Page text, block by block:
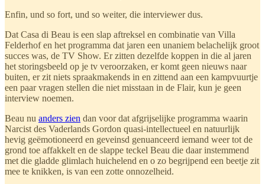
Enfin, und so fort, und so weiter, die interviewer dus.
Dat Casa di Beau is een slap aftreksel en combinatie van Villa
Felderhof en het programma dat jaren een unaniem belachelijk groot
succes was, de TV Show. Er zitten dezelfde koppen in die al jaren
het storingsbeeld op je tv veroorzaken, er komt geen nieuws naar
buiten, er zit niets spraakmakends in en zittend aan een kampvuurtje
een paar vragen stellen die niet misstaan in de Flair, kun je geen
interview noemen.
Beau nu anders zien dan voor dat afgrijselijke programma waarin
Narcist des Vaderlands Gordon quasi-intellectueel en natuurlijk
hevig geëmotioneerd en geveinsd genuanceerd iemand weer tot de
grond toe affakkelt en de slappe teckel Beau die daar instemmend
met die gladde glimlach huichelend en o zo begrijpend een beetje zit
mee te knikken, is van een zotte onnozelheid.